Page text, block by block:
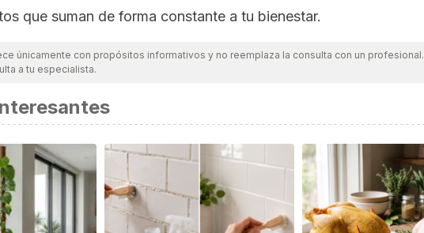
que suman de forma constante a tu bienestar.
únicamente con propósitos informativos y no reemplaza la consulta con un profesional.
a tu especialista.